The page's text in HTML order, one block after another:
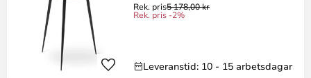
Rek. pris5 178,00 kr
Rek. pris -2%
Leveranstid: 10 - 15 arbetsdagar